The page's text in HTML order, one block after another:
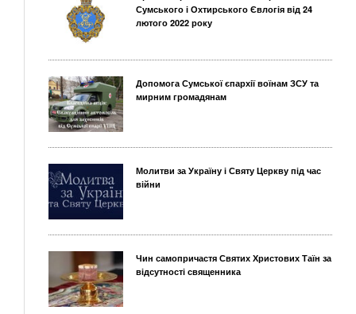
Сумського і Охтирського Євлогія від 24
лютого 2022 року
Допомога Сумської єпархії воїнам ЗСУ та
мирним громадянам
Молитви за Україну і Святу Церкву під час
війни
Чин самопричастя Святих Христових Таїн за
відсутності священника